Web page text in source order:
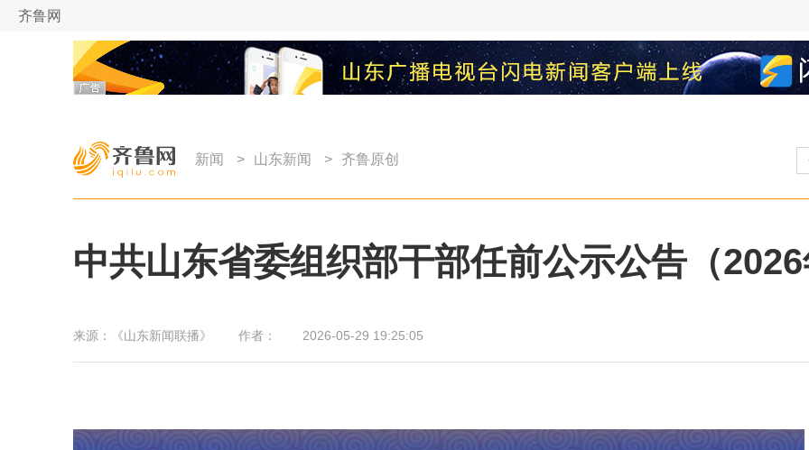
齐鲁网
新闻 > 山东新闻 > 齐鲁原创
中共山东省委组织部干部任前公示公告（
来源： 《山东新闻联播》 作者： 2026-05-29 19:25:05